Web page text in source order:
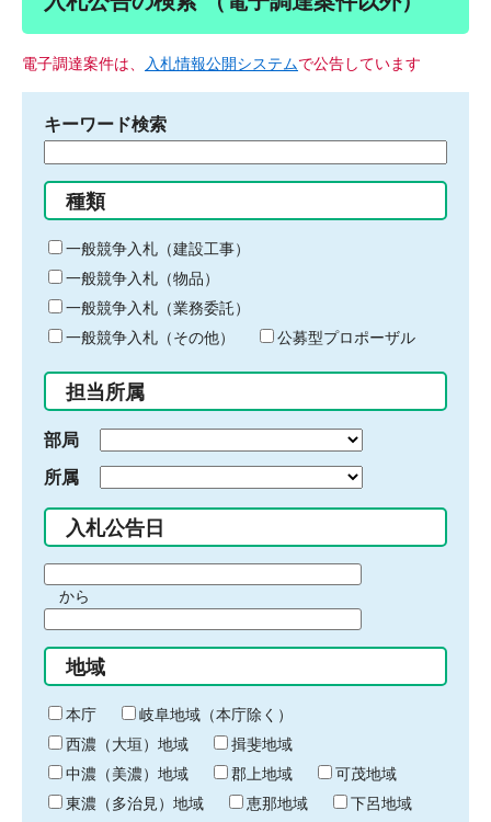
電子調達案件は、 入札情報公開システムで公告しています
キーワード検索
る
キ
ー
ワ
ー
ド
入
力
種類
一般競争入札（建設工事）
一般競争入札（物品）
一般競争入札（業務委託）
一般競争入札（その他）
公募型プロポーザル
担当所属
部局
所属
入札公告日
間
始
り
から
間
終
わ
り
地域
本庁
岐阜地域（本庁除く）
西濃（大垣）地域
揖斐地域
中濃（美濃）地域
郡上地域
可茂地域
東濃（多治見）地域
恵那地域
下呂地域